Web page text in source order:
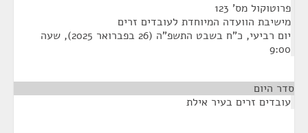
פרוטוקול מס' 123
מישיבת הוועדה המיוחדת לעובדים זרים
יום רביעי, כ"ח בשבט התשפ"ה (26 בפברואר 2025), שעה
9:00
סדר היום
עובדים זרים בעיר אילת